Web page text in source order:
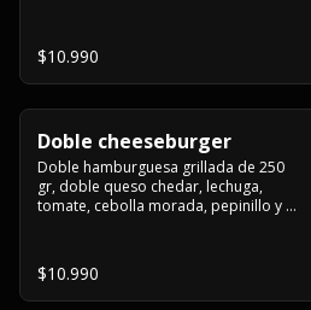
$10.990
Doble cheeseburger
Doble hamburguesa grillada de 250
gr, doble queso chedar, lechuga,
tomate, cebolla morada, pepinillo y
$10.990